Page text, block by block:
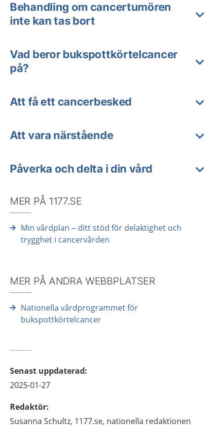
Behandling om cancertumören
inte kan tas bort
Vad beror bukspottkörtelcancer
på?
Att få ett cancerbesked
Att vara närstående
Påverka och delta i din vård
MER PÅ 1177.SE
Min vårdplan – ditt stöd för delaktighet och
trygghet i cancervården
MER PÅ ANDRA WEBBPLATSER
Nationella vårdprogrammet för
bukspottkörtelcancer
Senast uppdaterad:
2025-01-27
Redaktör:
Susanna Schultz, 1177.se, nationella redaktionen